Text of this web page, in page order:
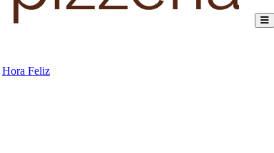
Hora Feliz